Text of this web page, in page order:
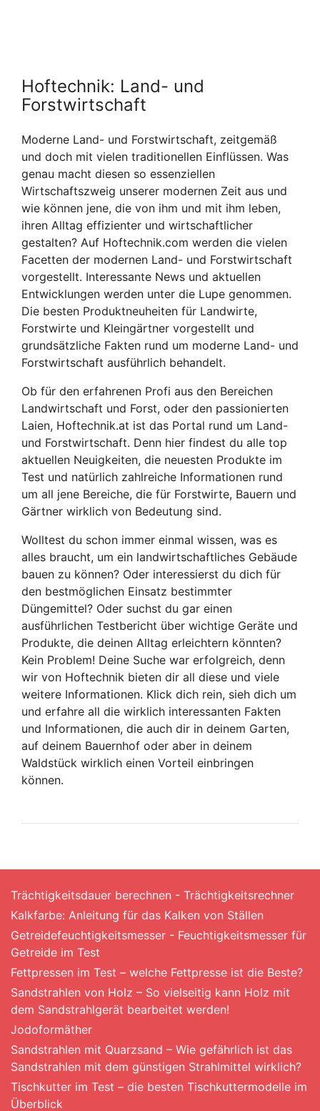
Hoftechnik: Land- und
Forstwirtschaft
Moderne Land- und Forstwirtschaft, zeitgemäß
und doch mit vielen traditionellen Einflüssen. Was
genau macht diesen so essenziellen
Wirtschaftszweig unserer modernen Zeit aus und
wie können jene, die von ihm und mit ihm leben,
ihren Alltag effizienter und wirtschaftlicher
gestalten? Auf Hoftechnik.com werden die vielen
Facetten der modernen Land- und Forstwirtschaft
vorgestellt. Interessante News und aktuellen
Entwicklungen werden unter die Lupe genommen.
Die besten Produktneuheiten für Landwirte,
Forstwirte und Kleingärtner vorgestellt und
grundsätzliche Fakten rund um moderne Land- und
Forstwirtschaft ausführlich behandelt.
Ob für den erfahrenen Profi aus den Bereichen
Landwirtschaft und Forst, oder den passionierten
Laien, Hoftechnik.at ist das Portal rund um Land-
und Forstwirtschaft. Denn hier findest du alle top
aktuellen Neuigkeiten, die neuesten Produkte im
Test und natürlich zahlreiche Informationen rund
um all jene Bereiche, die für Forstwirte, Bauern und
Gärtner wirklich von Bedeutung sind.
Wolltest du schon immer einmal wissen, was es
alles braucht, um ein landwirtschaftliches Gebäude
bauen zu können? Oder interessierst du dich für
den bestmöglichen Einsatz bestimmter
Düngemittel? Oder suchst du gar einen
ausführlichen Testbericht über wichtige Geräte und
Produkte, die deinen Alltag erleichtern könnten?
Kein Problem! Deine Suche war erfolgreich, denn
wir von Hoftechnik bieten dir all diese und viele
weitere Informationen. Klick dich rein, sieh dich um
und erfahre all die wirklich interessanten Fakten
und Informationen, die auch dir in deinem Garten,
auf deinem Bauernhof oder aber in deinem
Waldstück wirklich einen Vorteil einbringen
können.
Trächtigkeitsdauer berechnen - Trächtigkeitsrechner
Kalkfarbe: Anleitung für das Kalken von Ställen
Getreidefeuchtigkeitsmesser - Feuchtigkeitsmesser für
Getreide im Test
Fettpressen im Test – welche Fettpresse ist die Beste?
Sandstrahlen von Holz – So vielseitig kann Holz mit
dem Sandstrahlgerät bearbeitet werden!
Jodoformäther
Sandstrahlen mit Quarzsand – Wie gefährlich ist das
Sandstrahlen mit dem günstigen Strahlmittel wirklich?
Tischkutter im Test – die besten Tischkuttermodelle im
Überblick